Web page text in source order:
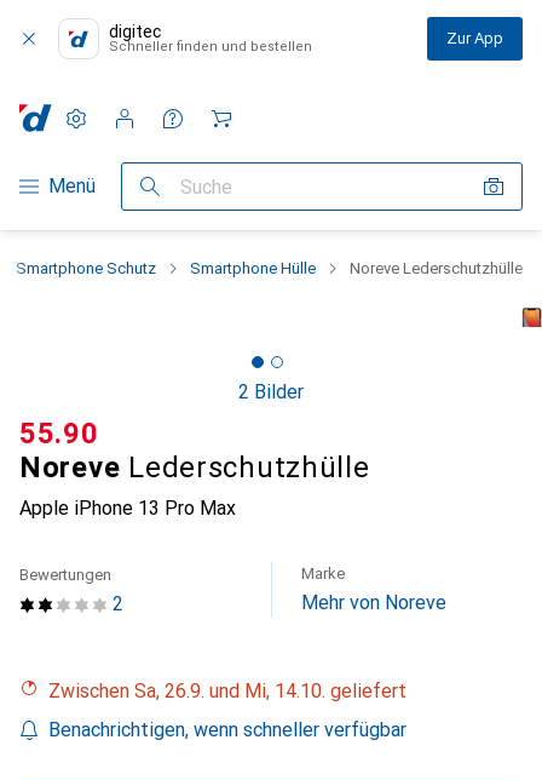
digitec
Schneller finden und bestellen Zur App
Navigation nach Kategorien
Menü Suche
Einstellungen
Kundenkonto
Vergleichslisten
Merklisten
Warenkorb
Smartphone Schutz Smartphone Hülle Noreve Lederschutzhülle
2 Bilder
Noreve Lederschutzhülle
Apple iPhone 13 Pro Max
CHF
55.90
2
Bewertungen Marke
Mehr von Noreve
Zwischen Sa, 26.9. und Mi, 14.10. geliefert
Benachrichtigen, wenn schneller verfügbar